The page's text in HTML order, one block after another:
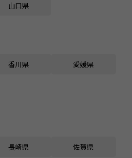
山口県
香川県 愛媛県
長崎県 佐賀県